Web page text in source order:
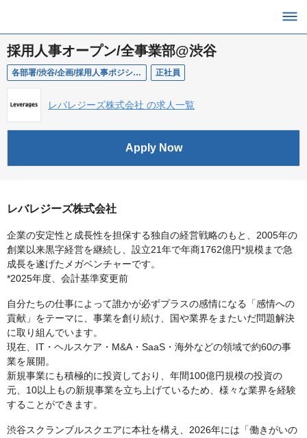
採用人事オープン/全事業部@渋谷
各部署/渋谷/企画/採用人事ポジションサーチ 正社員
レバレジーズ株式会社 の求人一覧
Apply Now
レバレジーズ株式会社
企業の安定性と成長性を担保する独自の経営戦略のもと、2005年の
創業以来黒字経営を継続し、設立21年で年商1762億円*規模まで急
成長を遂げたメガベンチャーです。
*2025年度、会計基準変更前
自分たちの仕事によって誰かが必ずプラスの感情になる「感情への
貢献」をテーマに、事業を創り続け、国や業界をまたいだ問題解決
に取り組んでいます。
現在、IT・ヘルスケア・M&A・SaaS・海外などの領域で約60の事
業を展開。
新規事業にも積極的に投資しており、年間100億円規模の投資の
元、10以上もの新規事業を立ち上げているため、様々な業界を経験
することができます。
渋谷スクランブルスクエアに本社を構え、2026年には「働きがいの